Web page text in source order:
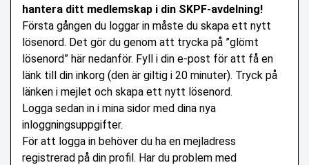
hantera ditt medlemskap i din SKPF-avdelning!
Första gången du loggar in måste du skapa ett nytt
lösenord. Det gör du genom att trycka på ”glömt
lösenord” här nedanför. Fyll i din e-post för att få en
länk till din inkorg (den är giltig i 20 minuter). Tryck på
länken i mejlet och skapa ett nytt lösenord.
Logga sedan in i mina sidor med dina nya
inloggningsuppgifter.
För att logga in behöver du ha en mejladress
registrerad på din profil. Har du problem med